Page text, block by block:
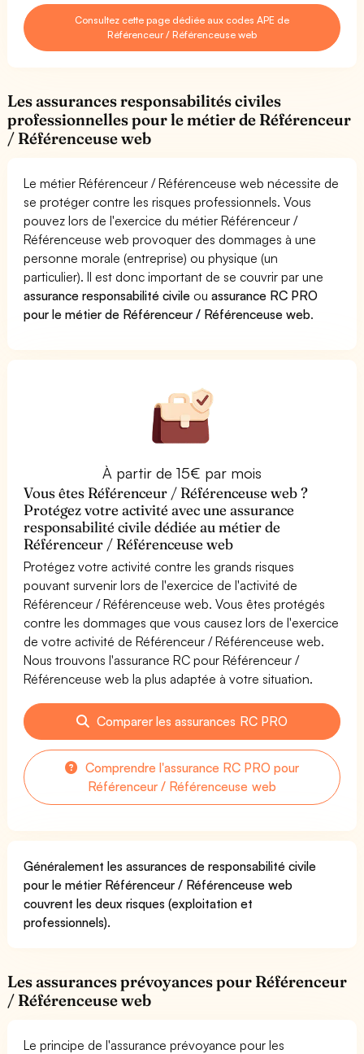
Consultez cette page dédiée aux codes APE de
Référenceur / Référenceuse web
Les assurances responsabilités civiles
professionnelles pour le métier de Référenceur
/ Référenceuse web
Le métier Référenceur / Référenceuse web nécessite de
se protéger contre les risques professionnels. Vous
pouvez lors de l'exercice du métier Référenceur /
Référenceuse web provoquer des dommages à une
personne morale (entreprise) ou physique (un
particulier). Il est donc important de se couvrir par une
assurance responsabilité civile ouassurance RC PRO
pour le métier de Référenceur / Référenceuse web.
À partir de 15€ par mois
Vous êtes Référenceur / Référenceuse web ?
Protégez votre activité avec une assurance
responsabilité civile dédiée au métier de
Référenceur / Référenceuse web
Protégez votre activité contre les grands risques
pouvant survenir lors de l'exercice de l'activité de
Référenceur / Référenceuse web. Vous êtes protégés
contre les dommages que vous causez lors de l'exercice
de votre activité de Référenceur / Référenceuse web.
Nous trouvons l'assurance RC pour Référenceur /
Référenceuse web la plus adaptée à votre situation.
Comparer les assurances RC PRO
Comprendre l'assurance RC PRO pour
Référenceur / Référenceuse web
Généralement les assurances de responsabilité civile
pour le métier Référenceur / Référenceuse web
couvrent les deux risques (exploitation et
professionnels).
Les assurances prévoyances pour Référenceur
/ Référenceuse web
Le principe de l'assurance prévoyance pour les